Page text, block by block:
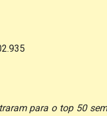
para o top 50